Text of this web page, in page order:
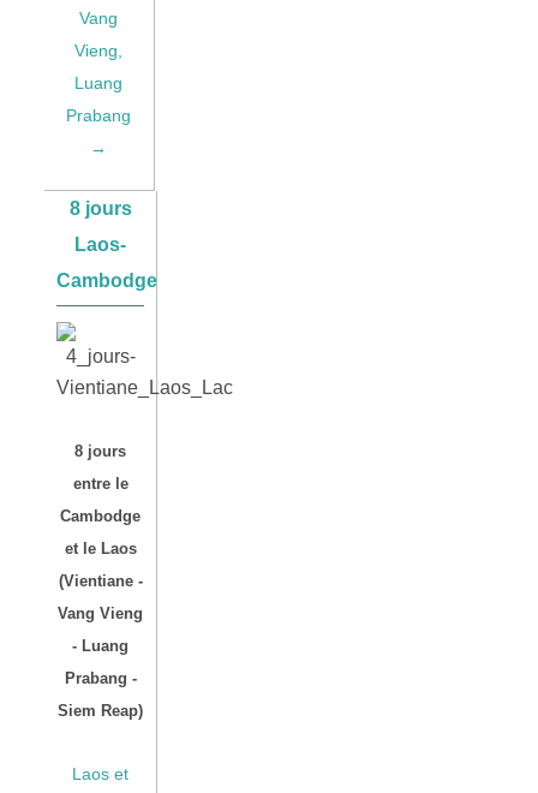
Vang
Vieng,
Luang
Prabang
→
8 jours
Laos-
Cambodge
8 jours
entre le
Cambodge
et le Laos
(Vientiane -
Vang Vieng
- Luang
Prabang -
Siem Reap)
Laos et